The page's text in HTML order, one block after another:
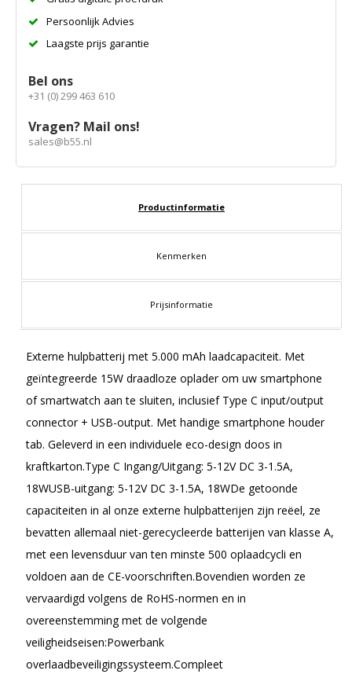
Persoonlijk Advies
Laagste prijs garantie
Bel ons
+31 (0) 299 463 610
Vragen? Mail ons!
sales@b55.nl
Productinformatie
Kenmerken
Prijsinformatie
Externe hulpbatterij met 5.000 mAh laadcapaciteit. Met
geïntegreerde 15W draadloze oplader om uw smartphone
of smartwatch aan te sluiten, inclusief Type C input/output
connector + USB-output. Met handige smartphone houder
tab. Geleverd in een individuele eco-design doos in
kraftkarton.Type C Ingang/Uitgang: 5-12V DC 3-1.5A,
18WUSB-uitgang: 5-12V DC 3-1.5A, 18WDe getoonde
capaciteiten in al onze externe hulpbatterijen zijn reëel, ze
bevatten allemaal niet-gerecycleerde batterijen van klasse A,
met een levensduur van ten minste 500 oplaadcycli en
voldoen aan de CE-voorschriften.Bovendien worden ze
vervaardigd volgens de RoHS-normen en in
overeenstemming met de volgende
veiligheidseisen:Powerbank
overlaadbeveiligingssysteem.Compleet